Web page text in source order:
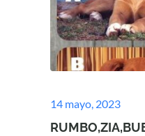
Posted
on
14 mayo, 2023